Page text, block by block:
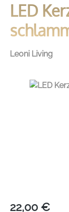
LED
Leoni Living
Regulärer Preis:
22,00 €